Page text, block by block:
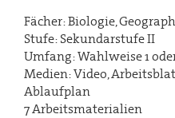
Fächer: Biologie,
Stufe: Sekundarstufe II
Umfang: Wahlweise 1
Medien: Video,
Ablaufplan
7 Arbeitsmaterialien